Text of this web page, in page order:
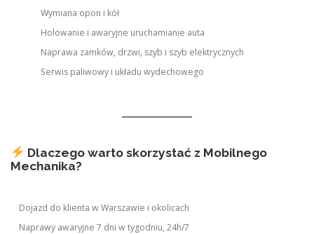
Wymiana opon i kół
Holowanie i awaryjne uruchamianie auta
Naprawa zamków, drzwi, szyb i szyb elektrycznych
Serwis paliwowy i układu wydechowego
Dlaczego warto skorzystać z Mobilnego
Mechanika?
Dojazd do klienta w Warszawie i okolicach
Naprawy awaryjne 7 dni w tygodniu, 24h/7